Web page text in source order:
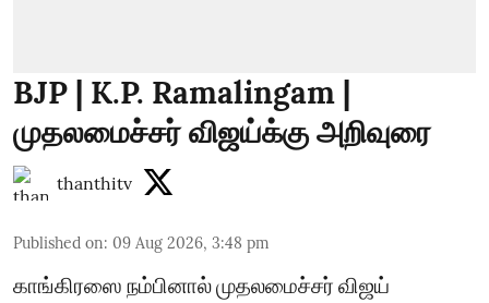
BJP | K.P. Ramalingam |
முதலமைச்சர் விஜய்க்கு அறிவுரை
thanthitv
Published on: 09 Aug 2026, 3:48 pm
காங்கிரஸை நம்பினால் முதலமைச்சர் விஜய்